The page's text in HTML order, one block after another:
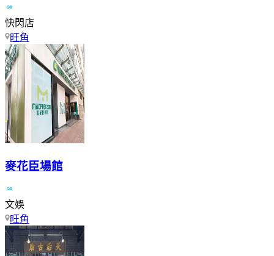
快閃店
旺角
麥花臣場館
文娛
旺角